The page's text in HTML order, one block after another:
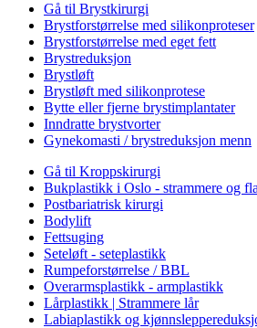
Gå til Brystkirurgi
Brystforstørrelse med silikonproteser
Brystforstørrelse med eget fett
Brystreduksjon
Brystløft
Brystløft med silikonprotese
Bytte eller fjerne brystimplantater
Inndratte brystvorter
Gynekomasti / brystreduksjon menn
Gå til Kroppskirurgi
Bukplastikk i Oslo - strammere og
Postbariatrisk kirurgi
Bodylift
Fettsuging
Seteløft - seteplastikk
Rumpeforstørrelse / BBL
Overarmsplastikk - armplastikk
Lårplastikk | Strammere lår
Labiaplastikk og